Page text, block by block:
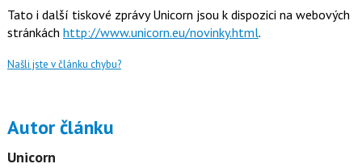
Tato i další tiskové zprávy Unicorn jsou k dispozici na webových
stránkách http://www.unicorn.eu/novinky.html.
Našli jste v článku chybu?
Autor článku
Unicorn